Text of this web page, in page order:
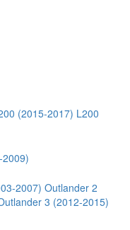
(2015-2017) L200
2007) Outlander 2
3 (2012-2015)